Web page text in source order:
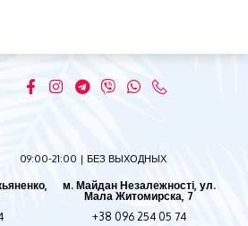
09:00-21:00 | БЕЗ ВЫХОДНЫХ
м. Майдан Незалежності, ул.
Мала Житомирска, 7
+38 096 254 05 74